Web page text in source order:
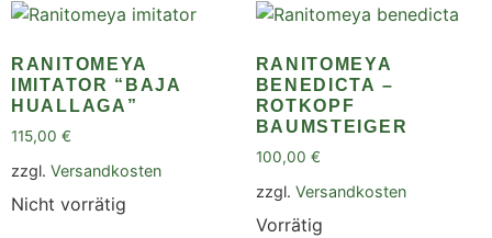
RANITOMEYA
IMITATOR “BAJA
HUALLAGA”
115,00 €
zzgl. Versandkosten
Nicht vorrätig
RANITOMEYA
BENEDICTA –
ROTKOPF
BAUMSTEIGER
100,00 €
zzgl. Versandkosten
Vorrätig